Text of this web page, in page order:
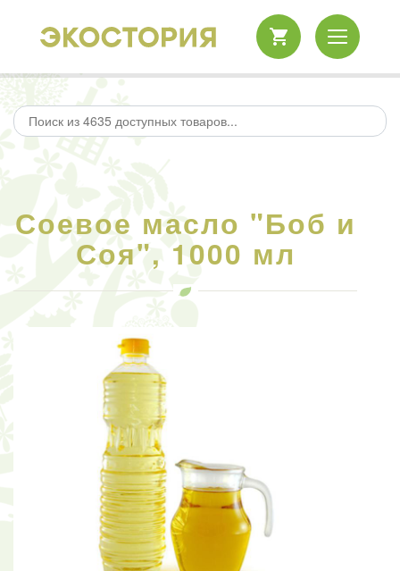
Соевое масло "Боб и
Соя", 1000 мл